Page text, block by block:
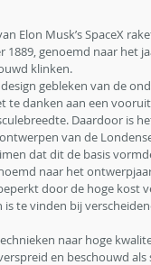
Elon Musk’s SpaceX
genoemd naar het
klinken.
gebleken van de
te danken aan een
Daardoor is
van de
dat dit de basis
naar het
door de hoge
te vinden bij
naar hoge
en beschouwd